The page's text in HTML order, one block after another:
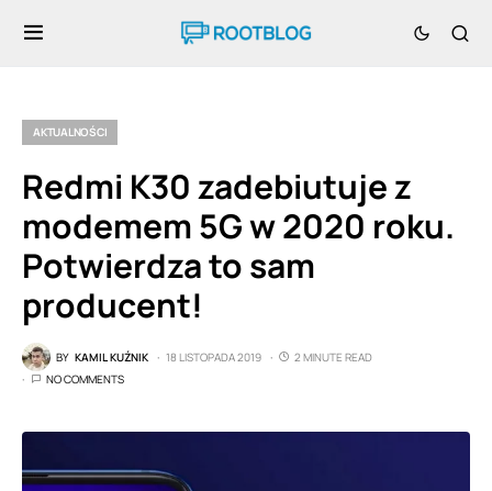
AKTUALNOŚCI
Redmi K30 zadebiutuje z
modemem 5G w 2020 roku.
Potwierdza to sam
producent!
BY KAMIL KUŹNIK 18 LISTOPADA 2019
2 MINUTE READ
NO COMMENTS